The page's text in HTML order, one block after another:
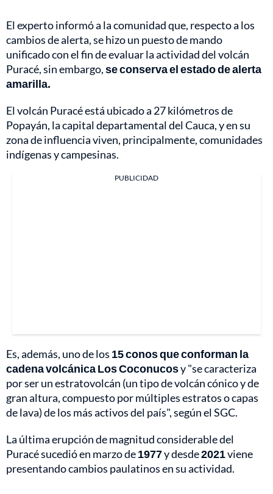
El experto informó a la comunidad que, respecto a los
cambios de alerta, se hizo un puesto de mando
unificado con el fin de evaluar la actividad del volcán
Puracé, sin embargo,se conserva el estado de alerta
amarilla.
El volcán Puracé está ubicado a 27 kilómetros de
Popayán, la capital departamental del Cauca, y en su
zona de influencia viven, principalmente, comunidades
indígenas y campesinas.
PUBLICIDAD
Es, además, uno de los 15 conos que conforman la
cadena volcánica Los Coconucosy "se caracteriza
por ser un estratovolcán (un tipo de volcán cónico y de
gran altura, compuesto por múltiples estratos o capas
de lava) de los más activos del país", según el SGC.
La última erupción de magnitud considerable del
Puracé sucedió en marzo de1977y desde2021viene
presentando cambios paulatinos en su actividad.